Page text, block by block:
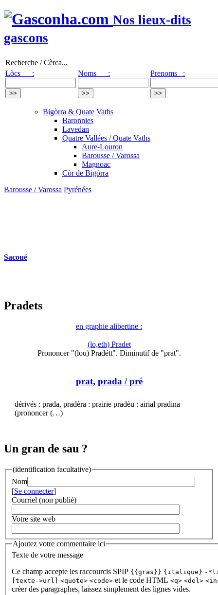
Nos lieux-dits
gascons
Recherche / Cèrca...
Lòcs :
Noms : Prenoms :
Bigòrra & Quate Vaths
Baronnies
Lavedan
Quatre Vallées / Quate Vaths
Aure-Louron
Barousse / Varossa
Magnoac
Còr de Bigòrra
Barousse / Varossa Pyrénées
Sacoué
Pradets
en graphie alibertine :
(lo,eth) Pradet
Prononcer "(lou) Pradétt". Diminutif de "prat".
prat, prada / pré
dérivés : prada, pradèra : prairie pradèu : airial pradina
(prononcer (…)
Un gran de sau ?
(identification facultative)
Nom
[Se connecter]
Courriel (non publié)
Votre site web
Ajoutez votre commentaire ici
Texte de votre message
Ce champ accepte les raccourcis SPIP {{gras}} {italique} -
[texte->url]
<quote> <code> et le code HTML <q> <del>
créer des paragraphes, laissez simplement des lignes vides.